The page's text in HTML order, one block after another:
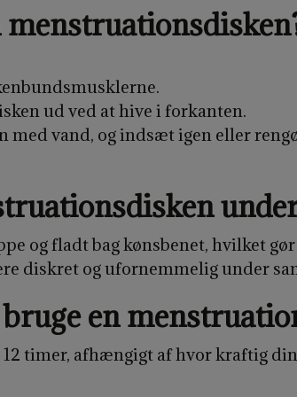
ud ved at hive i forkanten.
vand, og indsæt igen eller
og fladt bag kønsbenet, hvilket
diskret og ufornemmelig under
en
timer, afhængigt af hvor kraftig